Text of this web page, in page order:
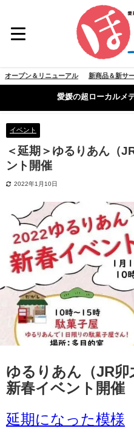
オープン＆リニューアル 新商品＆新サ
愛媛の超ローカルメ
イベント
＜延期＞ゆるりあん（
ント開催
2022年1月10日
ゆるりあん（JR卯
新春イベント開催
延期になった模様